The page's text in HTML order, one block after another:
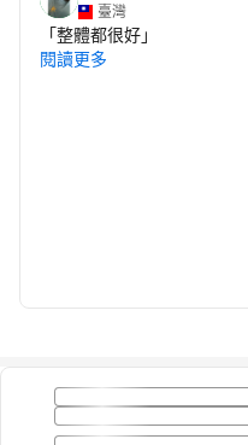
臺灣
「整體都很好」
閱讀更多